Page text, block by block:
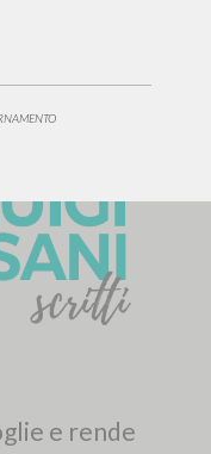
TIPOLOGIA OPERA